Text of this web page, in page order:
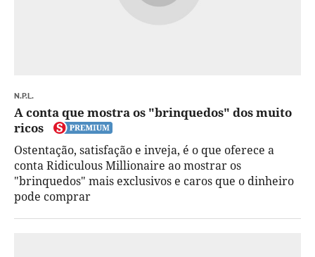
N.P.L.
A conta que mostra os "brinquedos" dos muito
ricos
Ostentação, satisfação e inveja, é o que oferece a
conta Ridiculous Millionaire ao mostrar os
"brinquedos" mais exclusivos e caros que o dinheiro
pode comprar